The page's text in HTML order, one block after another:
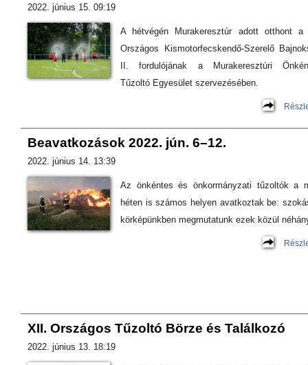
2022. június 15. 09:19
A hétvégén Murakeresztúr adott otthont a
Országos Kismotorfecskendő-Szerelő
II. fordulójának a Murakeresztúri
Tűzoltó Egyesület szervezésében.
Beavatkozások 2022. jún. 6–12.
2022. június 14. 13:39
Az önkéntes és önkormányzati tűzoltók a
héten is számos helyen avatkoztak be:
körképünkben megmutatunk ezek közül
XII. Országos Tűzoltó Börze és Találkozó
2022. június 13. 18:19